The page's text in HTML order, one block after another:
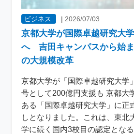
ビジネス | 2026/07/03
京都大学が国際卓越研究大
へ 吉田キャンパスから始
の大規模改革
京都大学が「国際卓越研究大
号として200億円支援も 京都大
ある「国際卓越研究大学」に正
しとなりました。これは、東北
学に続く国内3校目の認定とな